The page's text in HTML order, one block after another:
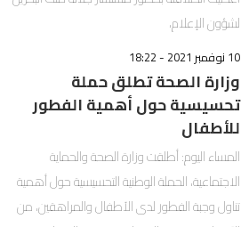
لشؤون الإعلام،
10 نوفمبر 2021 - 18:22
وزارة الصحة تطلق حملة
تحسيسية حول أهمية الفطور
للأطفال
المساء اليوم: أطلقت وزارة الصحة والحماية
الاجتماعية، الحملة الوطنية التحسيسية حول أهمية
تناول وجبة الفطور لدى الأطفال والمراهقين، من